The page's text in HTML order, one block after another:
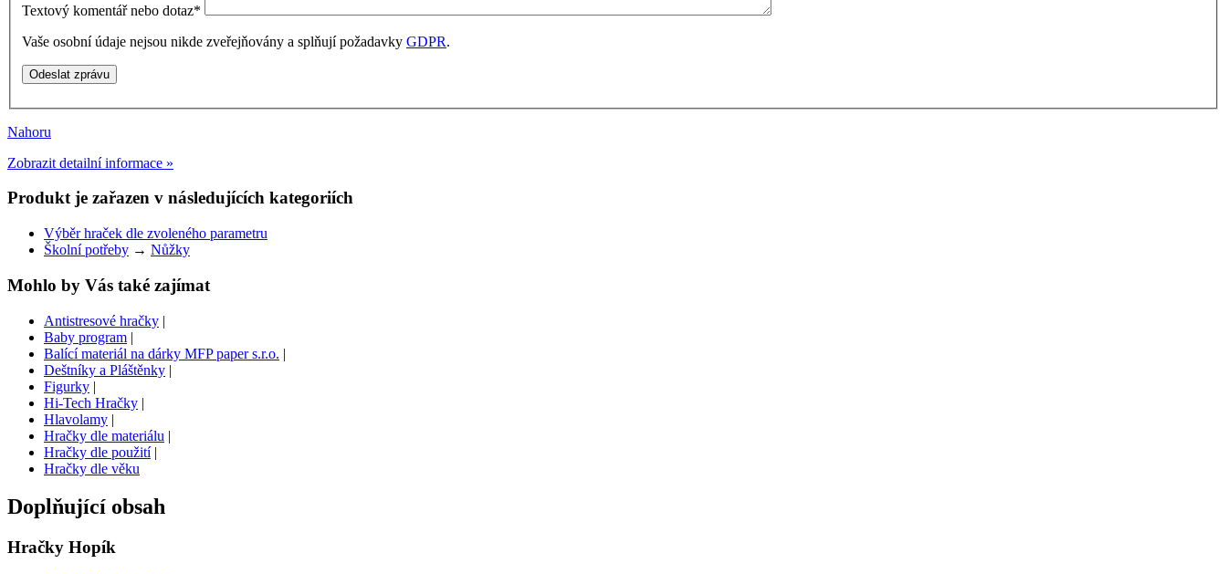
Textový komentář nebo dotaz*
Vaše osobní údaje nejsou nikde zveřejňovány a splňují požadavky GDPR.
Nahoru
Zobrazit detailní informace »
Produkt je zařazen v následujících kategoriích
Výběr hraček dle zvoleného parametru
Školní potřeby → Nůžky
Mohlo by Vás také zajímat
Antistresové hračky |
Baby program |
Balící materiál na dárky MFP paper s.r.o. |
Deštníky a Pláštěnky |
Figurky |
Hi-Tech Hračky |
Hlavolamy |
Hračky dle materiálu |
Hračky dle použití|
Hračky dle věku
Doplňující obsah
Hračky Hopík